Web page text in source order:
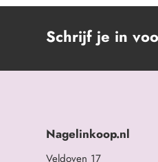
Schrijf je in
Nagelinkoop.nl
Veldoven 17